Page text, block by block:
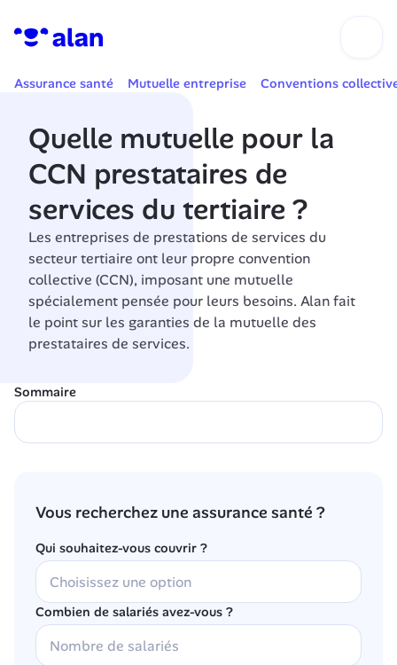
Assurance santé Mutuelle entreprise Conventions
Quelle mutuelle pour la
CCN prestataires de
services du tertiaire ?
Les entreprises de prestations de services du
secteur tertiaire ont leur propre convention
collective (CCN), imposant une mutuelle
spécialement pensée pour leurs besoins. Alan fait
le point sur les garanties de la mutuelle des
prestataires de services.
Sommaire
Vous recherchez une assurance santé ?
Qui souhaitez-vous couvrir ?
Combien de salariés avez-vous ?